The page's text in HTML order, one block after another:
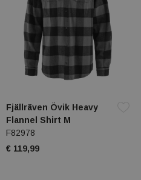
Fjällräven Övik Heavy
Flannel Shirt M
F82978
€ 119,99